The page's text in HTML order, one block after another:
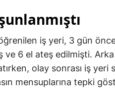
öğrenilen iş yeri, 3 gün
ve 6 el ateş edilmişti.
olay sonrası iş yeri
mensuplarına tepki